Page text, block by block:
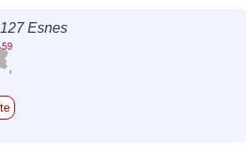
Esnes
59